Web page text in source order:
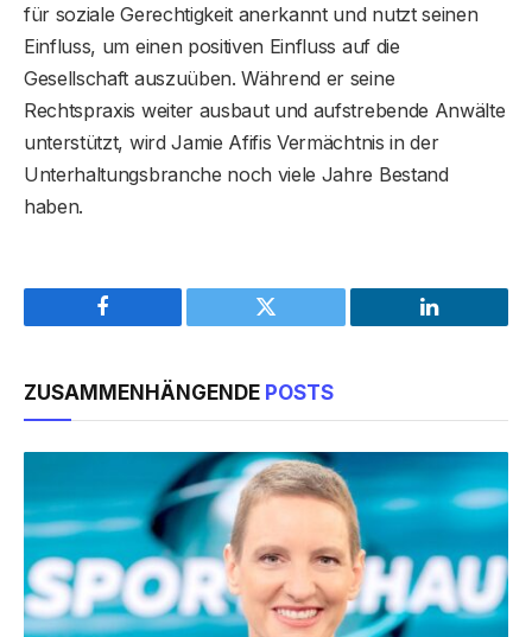
für soziale Gerechtigkeit anerkannt und nutzt seinen
Einfluss, um einen positiven Einfluss auf die
Gesellschaft auszuüben. Während er seine
Rechtspraxis weiter ausbaut und aufstrebende Anwälte
unterstützt, wird Jamie Afifis Vermächtnis in der
Unterhaltungsbranche noch viele Jahre Bestand
haben.
Facebook Twitter LinkedIn
ZUSAMMENHÄNGENDE POSTS